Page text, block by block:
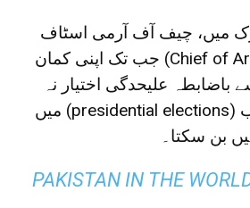
میں، چیف آف آرمی اسٹاف
(Chief of Army Staff – COAS) جب تک اپنی کمان
علیحدگی اختیار نہ
کرے، صدارتی انتخاب (presidential elections) میں
بن سکتا۔
PAKISTAN IN THE